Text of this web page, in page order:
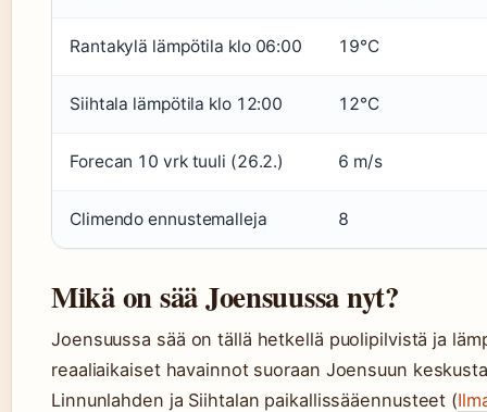
Rantakylä lämpötila klo 06:00 19°C
Siihtala lämpötila klo 12:00 12°C
Forecan 10 vrk tuuli (26.2.) 6 m/s
Climendo ennustemalleja 8
Mikä on sää Joensuussa nyt?
Joensuussa sää on tällä hetkellä puolipilvistä ja
reaaliaikaiset havainnot suoraan Joensuun
Linnunlahden ja Siihtalan paikallissääennusteet (